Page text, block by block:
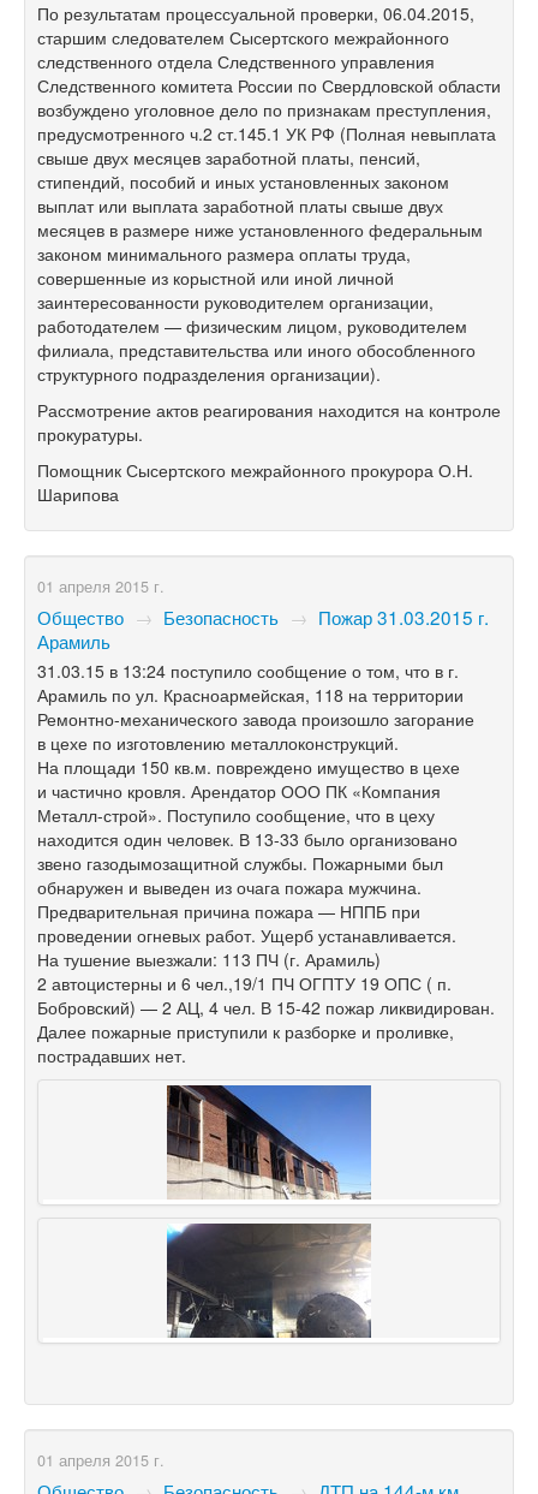
По результатам процессуальной проверки, 06.04.2015,
старшим следователем Сысертского межрайонного
следственного отдела Следственного управления
Следственного комитета России по Свердловской области
возбуждено уголовное дело по признакам преступления,
предусмотренного ч.2 ст.145.1 УК РФ (Полная невыплата
свыше двух месяцев заработной платы, пенсий,
стипендий, пособий и иных установленных законом
выплат или выплата заработной платы свыше двух
месяцев в размере ниже установленного федеральным
законом минимального размера оплаты труда,
совершенные из корыстной или иной личной
заинтересованности руководителем организации,
работодателем — физическим лицом, руководителем
филиала, представительства или иного обособленного
структурного подразделения организации).
Рассмотрение актов реагирования находится на контроле
прокуратуры.
Помощник Сысертского межрайонного прокурора О.Н.
Шарипова
01 апреля 2015 г.
Общество → Безопасность → Пожар 31.03.2015 г.
Арамиль
31.03.15 в 13:24 поступило сообщение о том, что в г.
Арамиль по ул. Красноармейская, 118 на территории
Ремонтно-механического завода произошло загорание
в цехе по изготовлению металлоконструкций.
На площади 150 кв.м. повреждено имущество в цехе
и частично кровля. Арендатор ООО ПК «Компания
Металл-строй». Поступило сообщение, что в цеху
находится один человек. В 13-33 было организовано
звено газодымозащитной службы. Пожарными был
обнаружен и выведен из очага пожара мужчина.
Предварительная причина пожара — НППБ при
проведении огневых работ. Ущерб устанавливается.
На тушение выезжали: 113 ПЧ (г. Арамиль)
2 автоцистерны и 6 чел.,19/1 ПЧ ОГПТУ 19 ОПС ( п.
Бобровский) — 2 АЦ, 4 чел. В 15-42 пожар ликвидирован.
Далее пожарные приступили к разборке и проливке,
пострадавших нет.
01 апреля 2015 г.